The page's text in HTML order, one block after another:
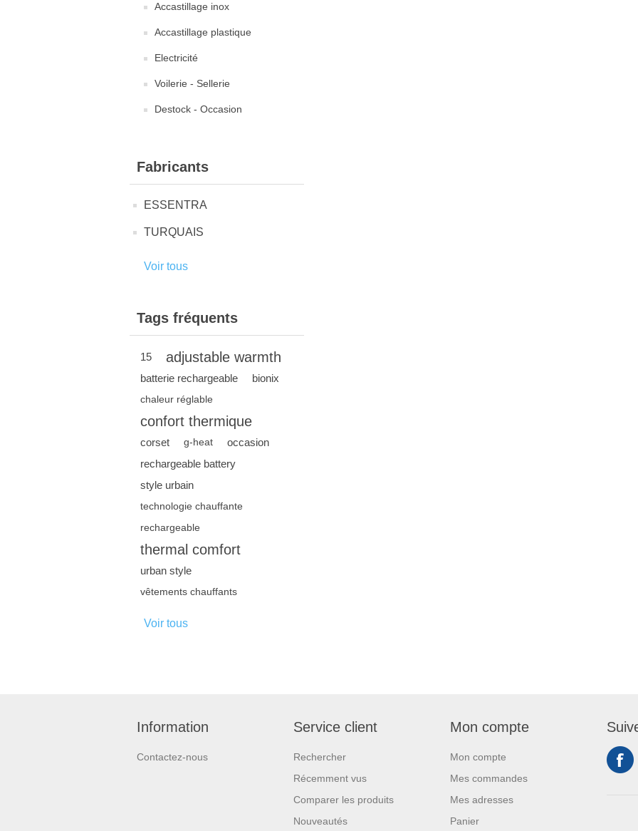
Accastillage inox
Accastillage plastique
Electricité
Voilerie - Sellerie
Destock - Occasion
Fabricants
ESSENTRA
TURQUAIS
Voir tous
Tags fréquents
15 adjustable warmth
batterie rechargeable bionix
chaleur réglable
confort thermique
corset g-heat
occasion
rechargeable battery
style urbain
technologie chauffante
rechargeable
thermal comfort
urban style
vêtements chauffants
Voir tous
Information
Contactez-nous
Service client
Rechercher
Récemment vus
Comparer les produits
Nouveautés
Mon compte
Mon compte
Mes commandes
Mes adresses
Panier